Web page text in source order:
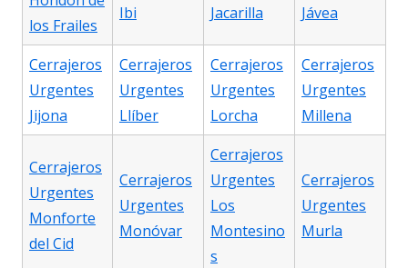
los Frailes
Ibi
Jacarilla
Jávea
Cerrajeros
Urgentes
Jijona
Cerrajeros
Urgentes
Llíber
Cerrajeros
Urgentes
Lorcha
Cerrajeros
Urgentes
Millena
Cerrajeros
Urgentes
Monforte
del Cid
Cerrajeros
Urgentes
Monóvar
Cerrajeros
Urgentes
Los
Montesino
s
Cerrajeros
Urgentes
Murla